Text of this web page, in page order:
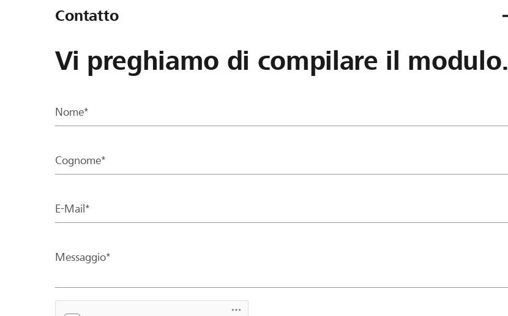
Contatto
Vi preghiamo di compilare il modulo.
Nome*
Cognome*
E-Mail*
Messaggio*